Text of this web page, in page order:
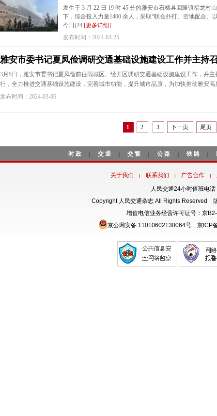
发生于 3 月 22 日 19 时 45 分的雅安市石棉县回隆镇福龙村
下，综合投入力量1400 余人，采取“联合扑打、空地配合、
今日(24 [更多详细]
发布时间：2024-03-25
雅安市委书记夏凤俭调研交通基础设施建设工作并主持
3月5日，雅安市委书记夏凤俭前往雨城区、经开区调研交通基础设施建设工作，并
行，全力推进交通基础设施建设，完善城市功能，提升城市品质，为加快推动雅安
发布时间：2024-03-06
1 2 3 下一页 尾页
时政 交通 交警 公路 铁路
关于我们 联系我们 广告合作
人民交通24小时值班电
Copyright 人民交通杂志 All Rights Reserved
增值电信业务经营许可证号：京
京公网安备 11010602130064号
京ICP